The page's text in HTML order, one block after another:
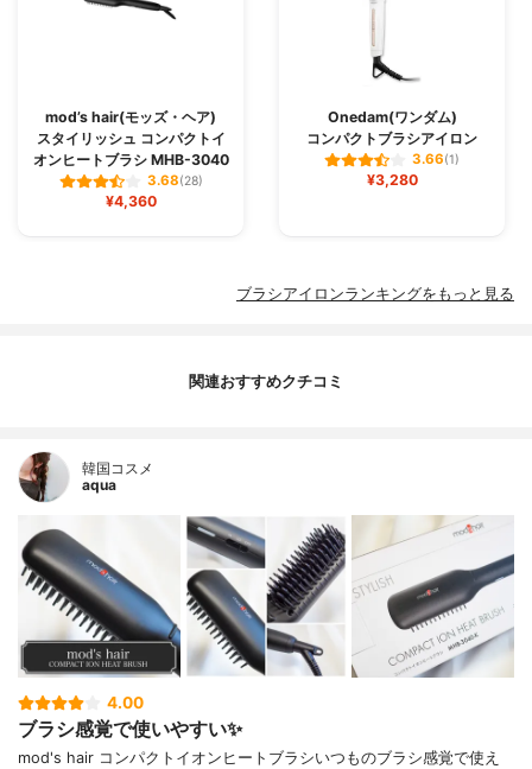
mod’s hair(モッズ・ヘア)
スタイリッシュ コンパクトイ
オンヒートブラシ MHB-3040
3.68(28)
¥4,360
Onedam(ワンダム)
コンパクトブラシアイロン
3.66(1)
¥3,280
ブラシアイロンランキングをもっと見る
関連おすすめクチコミ
韓国コスメ
aqua
4.00
ブラシ感覚で使いやすい✨
mod's hair コンパクトイオンヒートブラシいつものブラシ感覚で使え